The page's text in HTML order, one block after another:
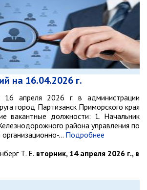
данные
коррупции
труда
контроль
комиссия
О ПРОВЕРКАХ
проверок
о проверках в рамках
контроля
жилищный
на 16.04.2026 г.
апреля 2026 г. в администрации
город Партизанск Приморского края
вакантные должности: 1. Начальник
района управления по
… Подробнее
Т. Е. вторник, 14 апреля 2026 г., в